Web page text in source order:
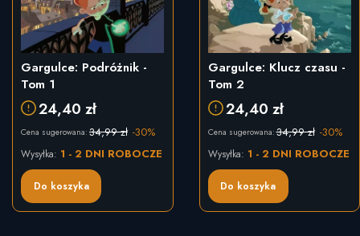
Gargulce: Podróżnik -
Tom 1
24,40 zł
Cena sugerowana: 34,99 zł -30%
Do koszyka
Wysyłka: 1 - 2 DNI ROBOCZE
Gargulce: Klucz czasu -
Tom 2
24,40 zł
Cena sugerowana:34,99 zł -30%
Do koszyka
Wysyłka: 1 - 2 DNI ROBOCZE